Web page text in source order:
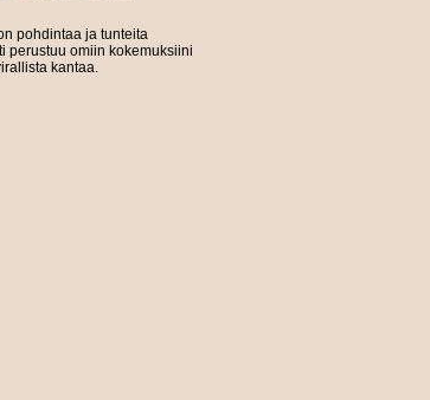
pohdintaa ja tunteita
perustuu omiin kokemuksiini
kantaa.